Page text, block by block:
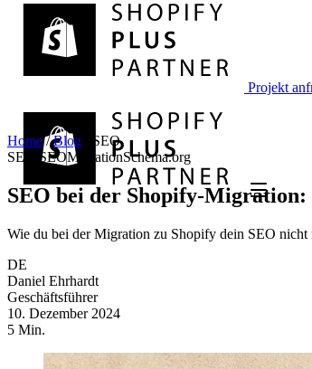
Projekt
Home / Blog
SEO
SEO
SEOMigrationSchema.org
SEO bei der Shopify-
Wie du bei der Migration zu Shopify dein SEO nicht
DE
Daniel Ehrhardt
Geschäftsführer
10. Dezember 2024
5 Min.